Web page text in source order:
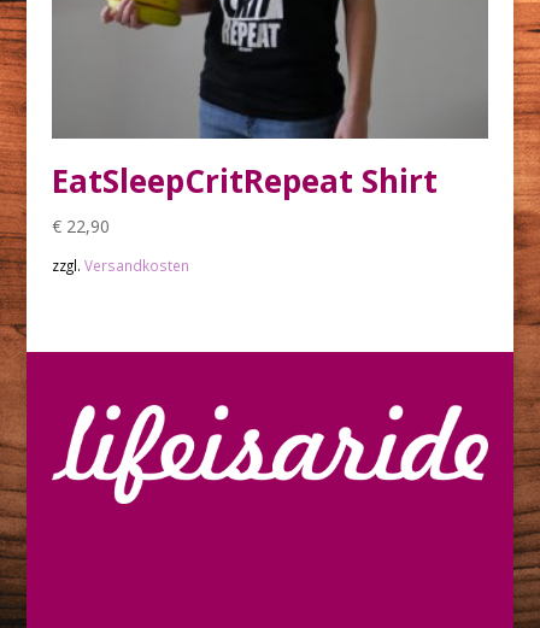
EatSleepCritRepeat Shirt
€22,90
zzgl. Versandkosten